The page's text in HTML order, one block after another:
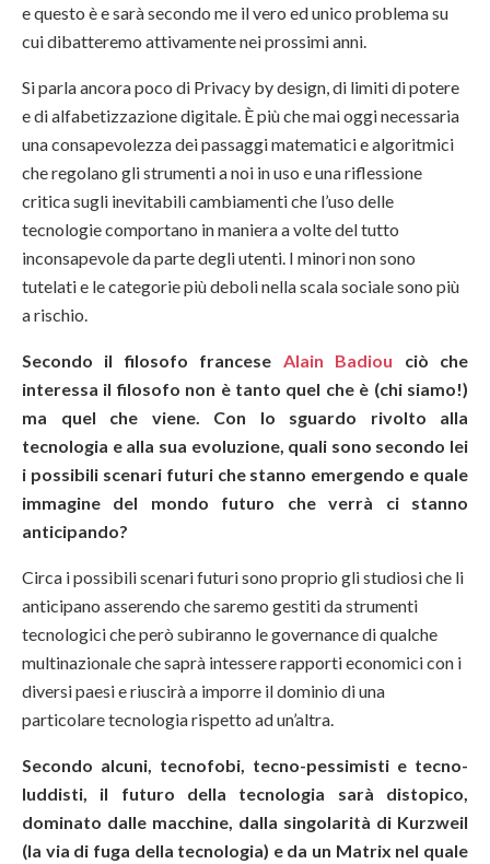
e questo è e sarà secondo me il vero ed unico problema su
cui dibatteremo attivamente nei prossimi anni.
Si parla ancora poco di Privacy by design, di limiti di potere
e di alfabetizzazione digitale. È più che mai oggi necessaria
una consapevolezza dei passaggi matematici e algoritmici
che regolano gli strumenti a noi in uso e una riflessione
critica sugli inevitabili cambiamenti che l’uso delle
tecnologie comportano in maniera a volte del tutto
inconsapevole da parte degli utenti. I minori non sono
tutelati e le categorie più deboli nella scala sociale sono più
a rischio.
Secondo il filosofo francese Alain Badiou ciò che
interessa il filosofo non è tanto quel che è (chi siamo!)
ma quel che viene. Con lo sguardo rivolto alla
tecnologia e alla sua evoluzione, quali sono secondo lei
i possibili scenari futuri che stanno emergendo e quale
immagine del mondo futuro che verrà ci stanno
anticipando?
Circa i possibili scenari futuri sono proprio gli studiosi che li
anticipano asserendo che saremo gestiti da strumenti
tecnologici che però subiranno le governance di qualche
multinazionale che saprà intessere rapporti economici con i
diversi paesi e riuscirà a imporre il dominio di una
particolare tecnologia rispetto ad un’altra.
Secondo alcuni, tecnofobi, tecno-pessimisti e tecno-
luddisti, il futuro della tecnologia sarà distopico,
dominato dalle macchine, dalla singolarità di Kurzweil
(la via di fuga della tecnologia) e da un Matrix nel quale